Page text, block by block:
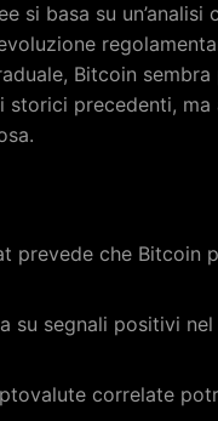
si basa su
Bitcoin
storici precedenti,
prevede che
su segnali positivi
correlate